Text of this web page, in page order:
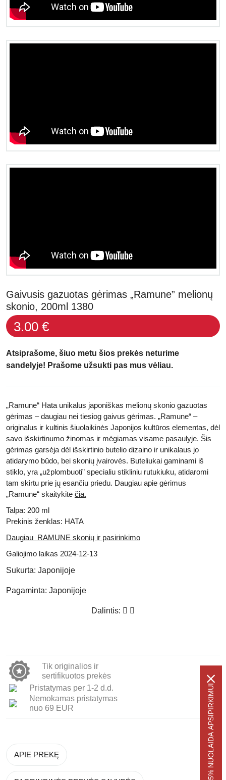
Gaivusis gazuotas gėrimas „Ramune” melionų
skonio, 200ml 1380
3.00 €
Atsiprašome, šiuo metu šios prekės neturime
sandelyje! Prašome užsukti pas mus vėliau.
„Ramune“ Hata unikalus japoniškas melionų skonio gazuotas
gėrimas – daugiau nei tiesiog gaivus gėrimas. „Ramune“ –
originalus ir kultinis šiuolaikinės Japonijos kultūros elementas, dėl
savo išskirtinumo žinomas ir mėgiamas visame pasaulyje. Šis
gėrimas garsėja dėl išskirtinio butelio dizaino ir unikalaus jo
atidarymo būdo, bei skonių įvairovės. Buteliukai gaminami iš
stiklo, yra „užplombuoti” specialiu stikliniu rutukiuku, atidaromi
tam skirtu prie jų esančiu priedu. Daugiau apie gėrimus
„Ramune“ skaitykite čia.
Talpa: 200 ml
Prekinis ženklas: HATA
Daugiau RAMUNE skonių ir pasirinkimo
Galiojimo laikas 2024-12-13
Sukurta: Japonijoje
Pagaminta: Japonijoje
Dalintis:
Tik originalios ir
sertifikuotos prekės
Pristatymas per 1-2 d.d.
Nemokamas pristatymas
nuo 69 EUR
APIE PREKĘ -5% NUOLAIDA APSIPIRKIMUI